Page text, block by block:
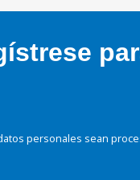
personales sean